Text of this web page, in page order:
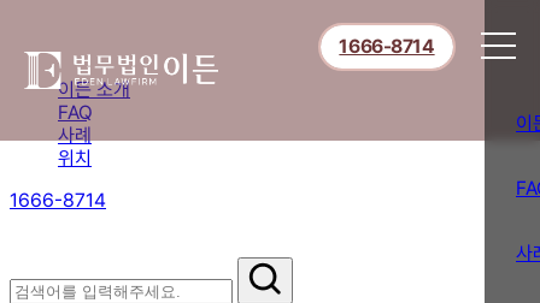
이든 소개
FAQ
사례
위치
1666-8714
1666-8714
이
사